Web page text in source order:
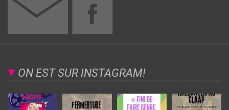
ON EST SUR INSTAGRAM!